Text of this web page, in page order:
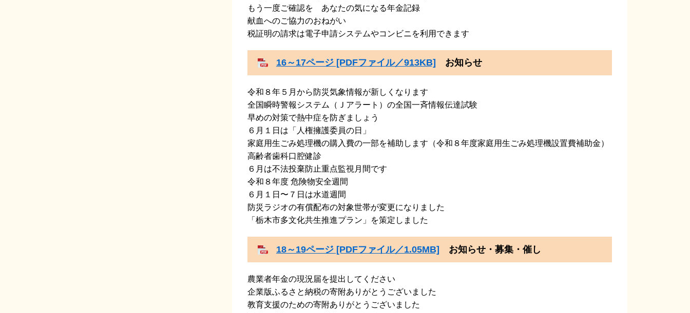
​もう一度ご確認を あなたの気になる年金記録
​献血へのご協力のおねがい
​税証明の請求は電子申請システムやコンビニを利用できます
16～17ページ [PDFファイル／913KB] お知らせ
令和８年５月から防災気象情報が新しくなります
​全国瞬時警報システム（Ｊアラート）の全国一斉情報伝達試験
​早めの対策で熱中症を防ぎましょう
​６月１日は「人権擁護委員の日」
​家庭用生ごみ処理機の購入費の一部を補助します（令和８年度家庭用生ごみ処理機設置費補助金）
​高齢者歯科口腔健診
​６月は不法投棄防止重点監視月間です
​令和８年度 危険物安全週間
​６月１日〜７日は水道週間
​防災ラジオの有償配布の対象世帯が変更になりました
​「栃木市多文化共生推進プラン」を策定しました
18～19ページ [PDFファイル／1.05MB] お知らせ・募集・催し
農業者年金の現況届を提出してください
​企業版ふるさと納税の寄附ありがとうございました
​教育支援のための寄附ありがとうございました